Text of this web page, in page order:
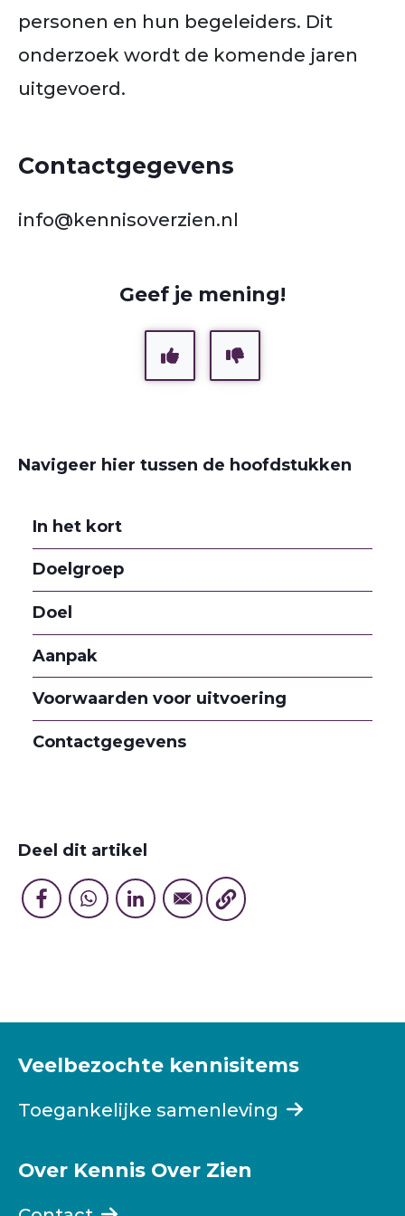
personen en hun begeleiders. Dit
onderzoek wordt de komende jaren
uitgevoerd.
Contactgegevens
info@kennisoverzien.nl
Geef je mening!
Navigeer hier tussen de hoofdstukken
In het kort
Doelgroep
Doel
Aanpak
Voorwaarden voor uitvoering
Contactgegevens
Deel dit artikel
Veelbezochte kennisitems
Toegankelijke samenleving
Over Kennis Over Zien